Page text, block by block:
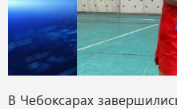
В Чебоксарах